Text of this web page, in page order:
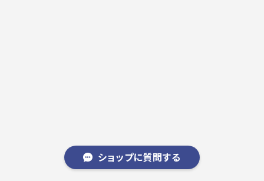
ショップに質問する